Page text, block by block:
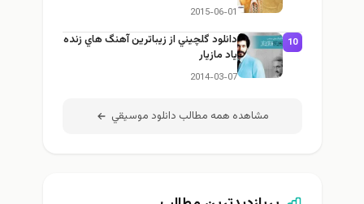
2015-06-01
دانلود گلچيني از زيباترين آهنگ هاي زنده
ياد مازيار
2014-03-07
مشاهده همه مطالب دانلود موسيقي